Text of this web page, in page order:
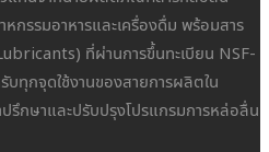
กรรมอาหารและเครื่องดื่ม พร้อมสาร
ที่ผ่านการขึ้นทะเบียน NSF-
ทุกจุดใช้งานของสายการผลิตใน
รึกษาและปรับปรุงโปรแกรมการหล่อลื่น